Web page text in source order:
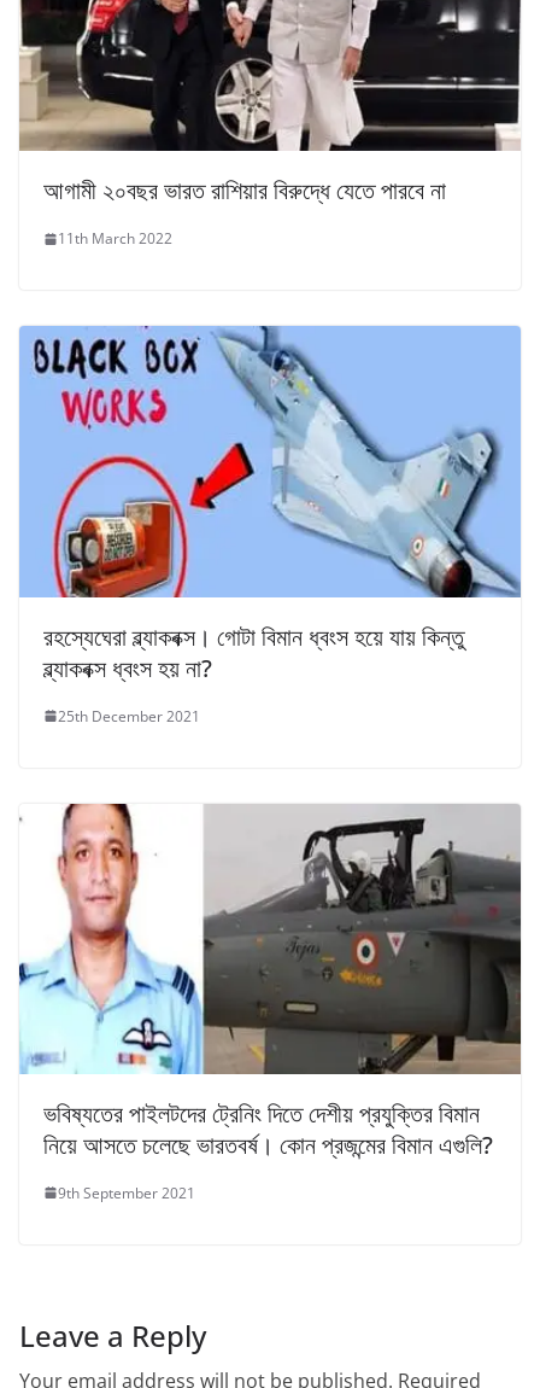
আগামী ২০বছর ভারত রাশিয়ার বিরুদ্ধে যেতে পারবে না
11th March 2022
রহস্যেঘেরা ব্ল্যাকবক্স। গোটা বিমান ধ্বংস হয়ে যায় কিন্তু
ব্ল্যাকবক্স ধ্বংস হয় না?
25th December 2021
ভবিষ্যতের পাইলটদের ট্রেনিং দিতে দেশীয় প্রযুক্তির বিমান
নিয়ে আসতে চলেছে ভারতবর্ষ। কোন প্রজন্মের বিমান এগুলি?
9th September 2021
Leave a Reply
Your email address will not be published. Required